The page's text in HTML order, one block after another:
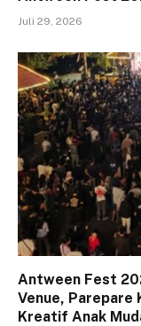
Juli 29, 2026
Antween Fest
Venue, Parepare
Kreatif Anak